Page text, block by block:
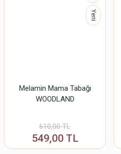
Yeni
Melamin Mama Tabağı
WOODLAND
610,00 TL
549,00 TL